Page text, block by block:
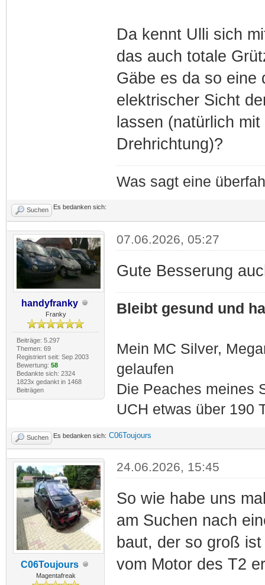
Da kennt Ulli sich
das auch totale
Gäbe es da so eine
elektrischer Sicht
lassen (natürlich
Drehrichtung)?
Was sagt eine
Suchen Es bedanken sich:
handyfranky
Franky
Beiträge: 5.297
Themen: 69
Registriert seit: Sep 2003
Bewertung: 58
Bedankte sich: 2324
1823x gedankt in 1468
Beiträgen
07.06.2026, 05:27
Gute Besserung
Bleibt gesund und
Mein MC Silver,
gelaufen
Die Peaches meines
UCH etwas über 190
Suchen Es bedanken sich: C06Toujours
C06Toujours
Magentafreak
24.06.2026, 15:45
So wie habe uns
am Suchen nach
baut, der so groß
vom Motor des T2